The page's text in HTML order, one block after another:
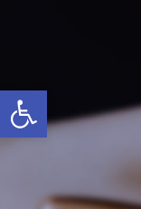
Abrir barra de